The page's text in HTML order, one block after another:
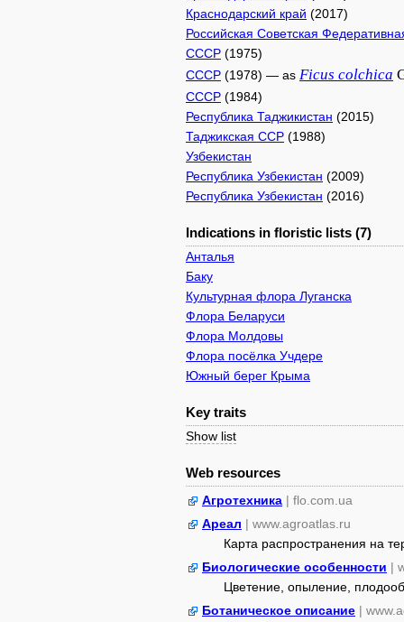
Краснодарский край (2017)
Российская Советская
СССР (1975)
СССР (1978) — as Ficus colchica
СССР (1984)
Республика Таджикистан (2015)
Таджикская ССР (1988)
Узбекистан
Республика Узбекистан (2009)
Республика Узбекистан (2016)
Indications in floristic lists (7)
Анталья
Баку
Культурная флора Луганска
Флора Беларуси
Флора Молдовы
Флора посёлка Учдере
Южный берег Крыма
Key traits
Show list
Web resources
Агротехника | flo.com.ua
Ареал | www.agroatlas.ru
Карта распространения на
Биологические особенности |
Цветение, опыление,
Ботаническое описание |